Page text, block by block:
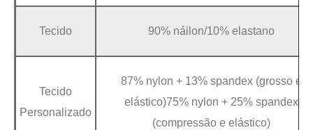
Tecido 90% náilon/10% elastano
Tecido
Personalizado
87% nylon + 13% spandex (grosso e
elástico)75% nylon + 25% spandex
(compressão e elástico)